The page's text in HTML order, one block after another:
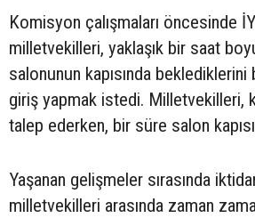
Komisyon çalışmaları öncesinde
milletvekilleri, yaklaşık bir saat
salonunun kapısında
giriş yapmak istedi. Milletvekilleri,
talep ederken, bir süre salon
Yaşanan gelişmeler sırasında
milletvekilleri arasında zaman